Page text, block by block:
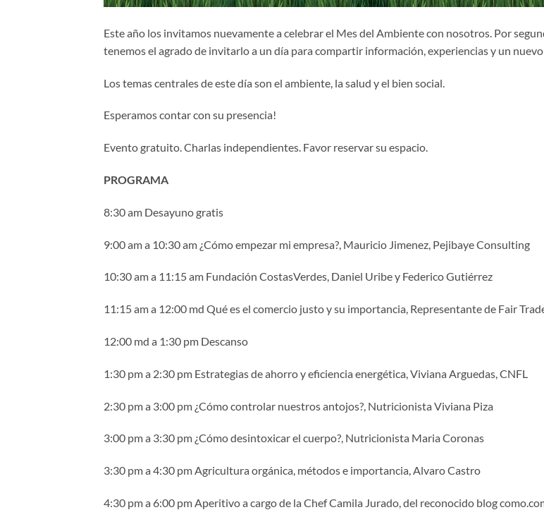
Este año los invitamos nuevamente a celebrar el Mes del Ambiente con nosotros. Por
tenemos el agrado de invitarlo a un día para compartir información, experiencias y un
Los temas centrales de este día son el ambiente, la salud y el bien social.
Esperamos contar con su presencia!
Evento gratuito. Charlas independientes. Favor reservar su espacio.
PROGRAMA
8:30 am Desayuno gratis
9:00 am a 10:30 am ¿Cómo empezar mi empresa?, Mauricio Jimenez, Pejibaye Consulting
10:30 am a 11:15 am Fundación CostasVerdes, Daniel Uribe y Federico Gutiérrez
11:15 am a 12:00 md Qué es el comercio justo y su importancia, Representante de Fair
12:00 md a 1:30 pm Descanso
1:30 pm a 2:30 pm Estrategias de ahorro y eficiencia energética, Viviana Arguedas, CNFL
2:30 pm a 3:00 pm ¿Cómo controlar nuestros antojos?, Nutricionista Viviana Piza
3:00 pm a 3:30 pm ¿Cómo desintoxicar el cuerpo?, Nutricionista Maria Coronas
3:30 pm a 4:30 pm Agricultura orgánica, métodos e importancia, Alvaro Castro
4:30 pm a 6:00 pm Aperitivo a cargo de la Chef Camila Jurado, del reconocido blog